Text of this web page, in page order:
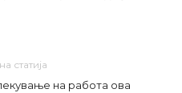
статија
на работа ова